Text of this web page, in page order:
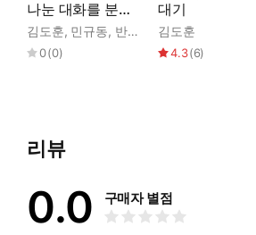
목록을 살펴보면서 알게 된 것이 하나
보리스도 마치 처음 듣는 내용인 양 자
리고 또 반복, 잊어버린 것을 잊어버리
대답의 마지막엔 언제나 질문을 던지는
이름이 있고 이름이 없을 너에게.
나눈 대화를 분석
해줘
김도훈, 민규동, 반유화 안톤 허
0(0)
대기
김도훈
4.3(6)
리뷰
0.0 구매자 별점